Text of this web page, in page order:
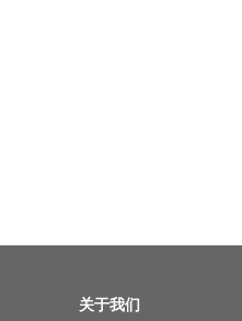
关于我们